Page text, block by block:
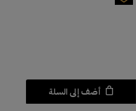
أضف إلى السلة